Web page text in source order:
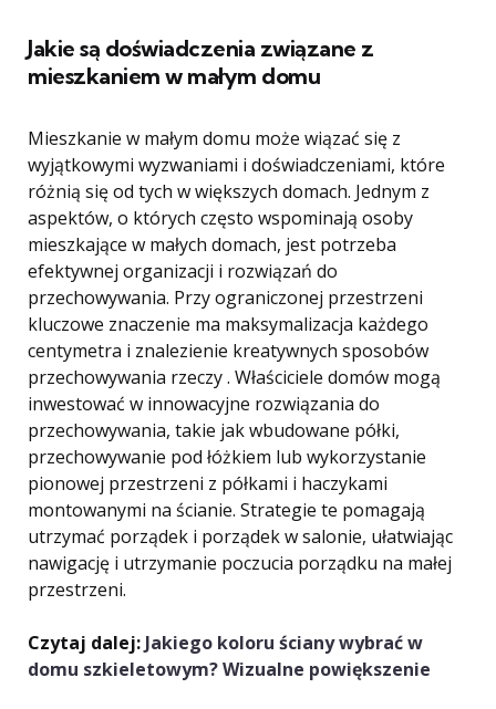
Jakie są doświadczenia związane z
mieszkaniem w małym domu
Mieszkanie w małym domu może wiązać się z
wyjątkowymi wyzwaniami i doświadczeniami, które
różnią się od tych w większych domach. Jednym z
aspektów, o których często wspominają osoby
mieszkające w małych domach, jest potrzeba
efektywnej organizacji i rozwiązań do
przechowywania. Przy ograniczonej przestrzeni
kluczowe znaczenie ma maksymalizacja każdego
centymetra i znalezienie kreatywnych sposobów
przechowywania rzeczy . Właściciele domów mogą
inwestować w innowacyjne rozwiązania do
przechowywania, takie jak wbudowane półki,
przechowywanie pod łóżkiem lub wykorzystanie
pionowej przestrzeni z półkami i haczykami
montowanymi na ścianie. Strategie te pomagają
utrzymać porządek i porządek w salonie, ułatwiając
nawigację i utrzymanie poczucia porządku na małej
przestrzeni.
Czytaj dalej: Jakiego koloru ściany wybrać w
domu szkieletowym? Wizualne powiększenie